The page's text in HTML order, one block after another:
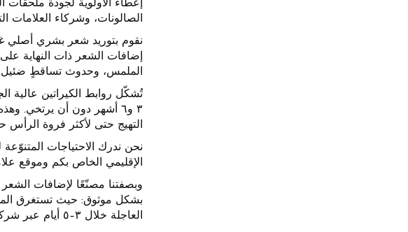
إعطاء الأولوية لجودة
الصالونات، وشركاء العلامات
الملمس، وحدوث تساقطٍ ضئيل
٣ و٦ أشهر دون أن يرتخي.
التهيج حتى لأكثر فروة
الإقليمي الخاص بكم وموقع
العاجلة خلال ٣–٥ أيام عبر شركتي DHL أو FedEx.